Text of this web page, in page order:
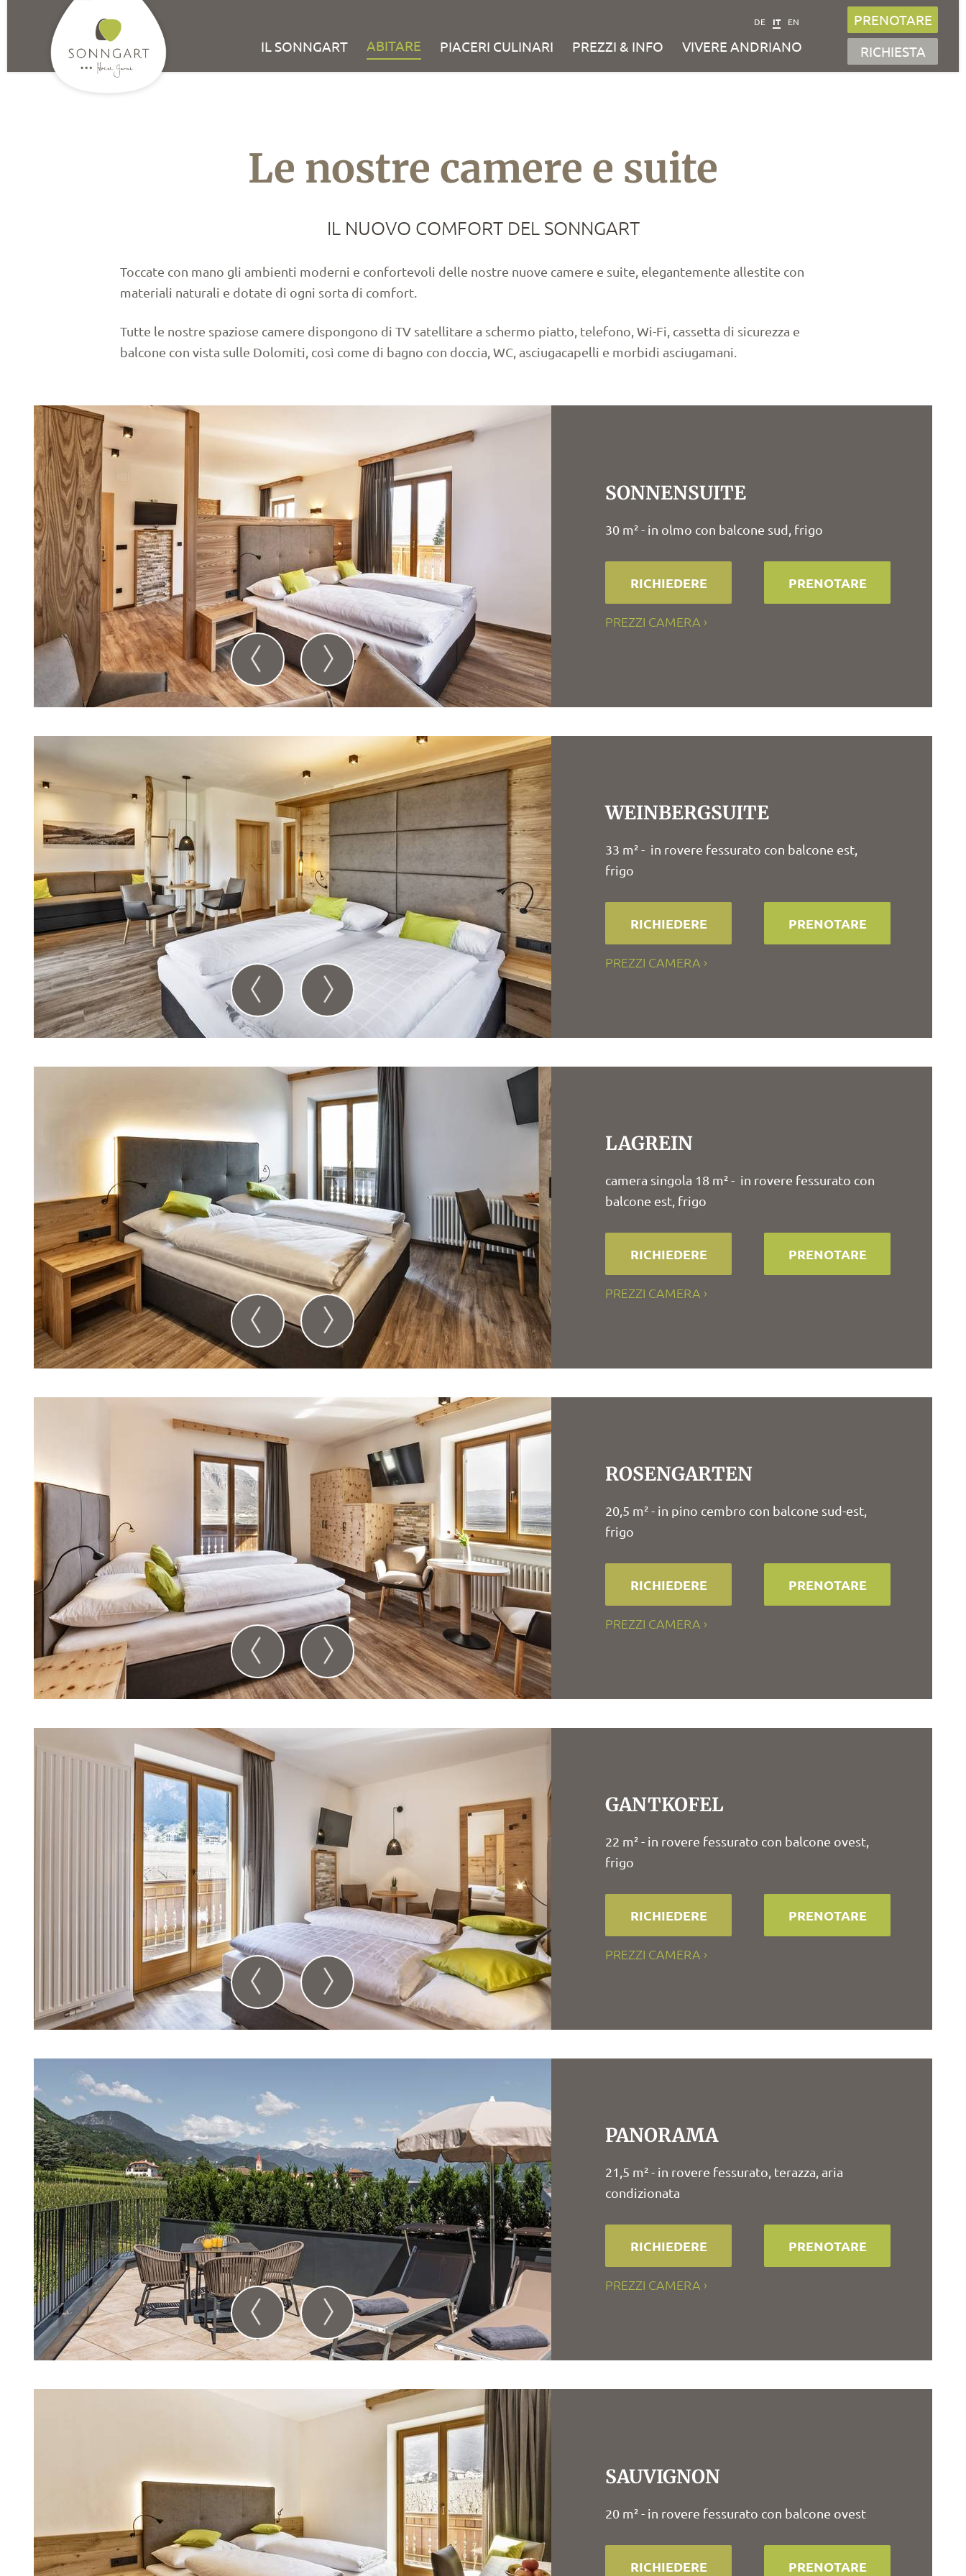
DE IT EN
PRENOTARE
RICHIESTA
IL SONNGART ABITARE PIACERI CULINARI PREZZI & INFO VIVERE ANDRIANO
Le nostre camere e suite
IL NUOVO COMFORT DEL SONNGART
Toccate con mano gli ambienti moderni e confortevoli delle nostre nuove camere e suite, elegantemente allestite con
materiali naturali e dotate di ogni sorta di comfort.
Tutte le nostre spaziose camere dispongono di TV satellitare a schermo piatto, telefono, Wi-Fi, cassetta di sicurezza e
balcone con vista sulle Dolomiti, così come di bagno con doccia, WC, asciugacapelli e morbidi asciugamani.
SONNENSUITE
30 m² - in olmo con balcone sud, frigo
RICHIEDERE PRENOTARE
PREZZI CAMERA
WEINBERGSUITE
33 m² - in rovere fessurato con balcone est,
frigo
RICHIEDERE PRENOTARE
PREZZI CAMERA
LAGREIN
camera singola 18 m² - in rovere fessurato con
balcone est, frigo
RICHIEDERE PRENOTARE
PREZZI CAMERA
ROSENGARTEN
20,5 m² - in pino cembro con balcone sud-est,
frigo
RICHIEDERE PRENOTARE
PREZZI CAMERA
GANTKOFEL
22 m² - in rovere fessurato con balcone ovest,
frigo
RICHIEDERE PRENOTARE
PREZZI CAMERA
PANORAMA
21,5 m² - in rovere fessurato, terazza, aria
condizionata
RICHIEDERE PRENOTARE
PREZZI CAMERA
SAUVIGNON
20 m² - in rovere fessurato con balcone ovest
RICHIEDERE PRENOTARE